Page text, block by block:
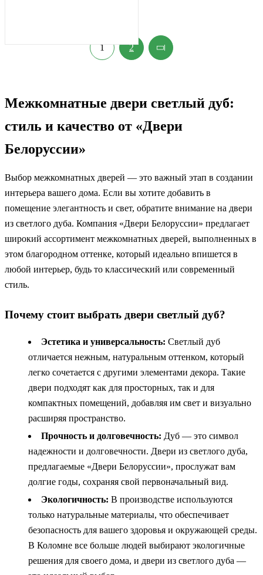
1 2
Межкомнатные двери светлый дуб:
стиль и качество от «Двери
Белоруссии»
Выбор межкомнатных дверей — это важный этап в создании
интерьера вашего дома. Если вы хотите добавить в
помещение элегантность и свет, обратите внимание на двери
из светлого дуба. Компания «Двери Белоруссии» предлагает
широкий ассортимент межкомнатных дверей, выполненных в
этом благородном оттенке, который идеально впишется в
любой интерьер, будь то классический или современный
стиль.
Почему стоит выбрать двери светлый дуб?
Эстетика и универсальность: Светлый дуб
отличается нежным, натуральным оттенком, который
легко сочетается с другими элементами декора. Такие
двери подходят как для просторных, так и для
компактных помещений, добавляя им свет и визуально
расширяя пространство.
Прочность и долговечность: Дуб — это символ
надежности и долговечности. Двери из светлого дуба,
предлагаемые «Двери Белоруссии», прослужат вам
долгие годы, сохраняя свой первоначальный вид.
Экологичность: В производстве используются
только натуральные материалы, что обеспечивает
безопасность для вашего здоровья и окружающей среды.
В Коломне все больше людей выбирают экологичные
решения для своего дома, и двери из светлого дуба —